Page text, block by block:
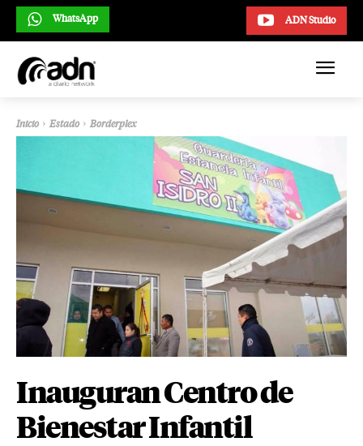
ADN Studio
WhatsApp
Inicio Estado Borderplex
Inauguran Centro de
Bienestar Infantil